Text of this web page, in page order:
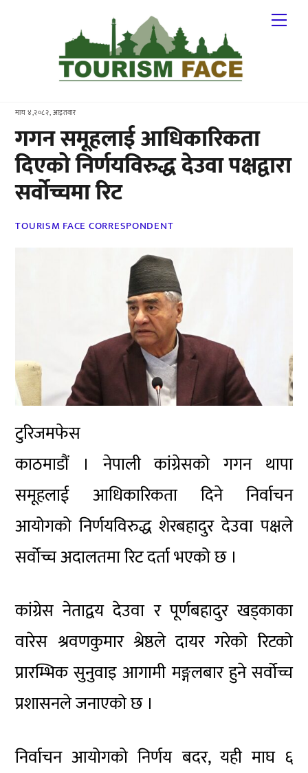
माघ ४,२०८२, आइतवार
गगन समूहलाई आधिकारिकता
दिएको निर्णयविरुद्ध देउवा पक्षद्वारा
सर्वोच्चमा रिट
TOURISM FACE CORRESPONDENT
टुरिजमफेस
काठमाडौं । नेपाली कांग्रेसको गगन थापा
समूहलाई आधिकारिकता दिने निर्वाचन
आयोगको निर्णयविरुद्ध शेरबहादुर देउवा पक्षले
सर्वोच्च अदालतमा रिट दर्ता भएको छ ।
कांग्रेस नेताद्वय देउवा र पूर्णबहादुर खड्काका
वारेस श्रवणकुमार श्रेष्ठले दायर गरेको रिटको
प्रारम्भिक सुनुवाइ आगामी मङ्गलबार हुने सर्वोच्च
प्रशासनले जनाएको छ ।
निर्वाचन आयोगको निर्णय बदर, यही माघ ६